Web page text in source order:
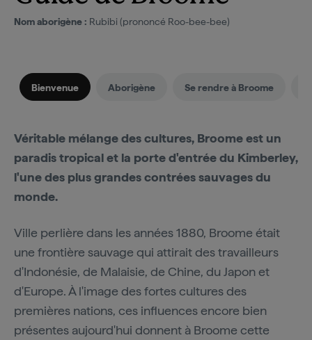
Nom aborigène : Rubibi (prononcé Roo-bee-bee)
Bienvenue Aborigène Se rendre à Broome
Véritable mélange des cultures, Broome est un
paradis tropical et la porte d'entrée du Kimberley,
l'une des plus grandes contrées sauvages du
monde.
Ville perlière dans les années 1880, Broome était
une frontière sauvage qui attirait des travailleurs
d'Indonésie, de Malaisie, de Chine, du Japon et
d'Europe. À l'image des fortes cultures des
premières nations, ces influences encore bien
présentes aujourd'hui donnent à Broome cette